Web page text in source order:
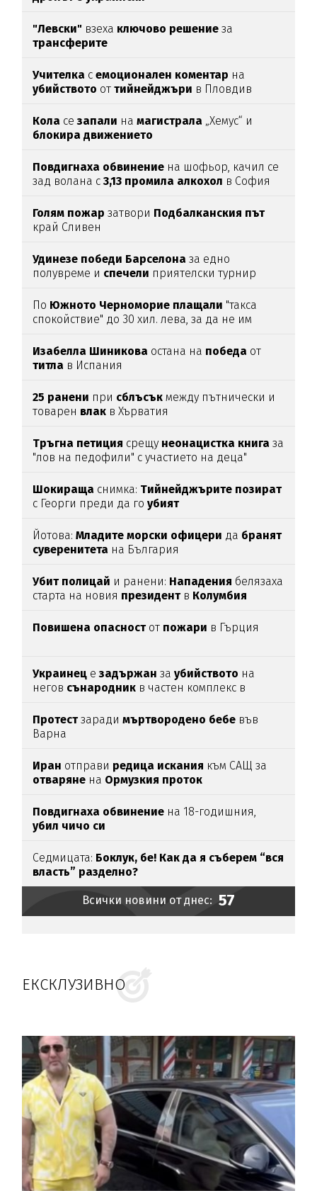
"Левски" взеха ключово решение за
трансферите
Учителка семоционален коментар на
убийството оттийнейджъри в Пловдив
Кола сезапали намагистрала „Хемус“ и
блокира движението
Повдигнаха обвинение на шофьор, качил се
зад волана с3,13 промила алкохол в София
Голям пожар затвори Подбалканския път
край Сливен
Удинезе победи Барселона за едно
полувреме и спечели приятелски турнир
По Южното Черноморие плащали "такса
спокойствие" до 30 хил. лева, за да не им
Изабелла Шиникова остана на победа от
титла в Испания
25 ранени при сблъсък между пътнически и
товарен влак в Хърватия
Тръгна петиция срещу неонацистка книга за
"лов на педофили" с участието на деца"
Шокираща снимка: Тийнейджърите позират
с Георги преди да гоубият
Йотова:Младите морски офицери да бранят
суверенитета на България
Убит полицай и ранени: Нападения белязаха
старта на новия президентв Колумбия
Повишена опасностот пожари в Гърция
Украинец езадържан заубийството на
негов сънародник в частен комплекс в
Протестзарадимъртвородено бебе във
Варна
Иран отправи редица искания към САЩ за
отваряне на Ормузкия проток
Повдигнаха обвинение на 18-годишния,
убил чичо си
Седмицата: Боклук, бе! Как да я съберем “вся
власть” разделно?
Всички новини от днес: 57
ЕКСКЛУЗИВНО